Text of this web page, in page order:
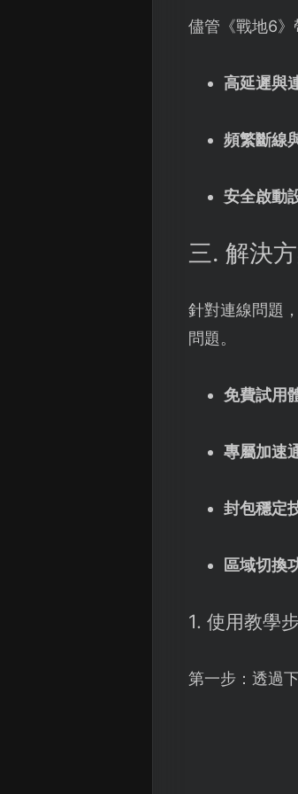
儘管《戰地6》
高延遲與
頻繁斷線
安全啟動
三. 解決
針對連線問題
問題。
免費試用
專屬加速
封包穩定
區域切換
1. 使用教學
第一步：透過